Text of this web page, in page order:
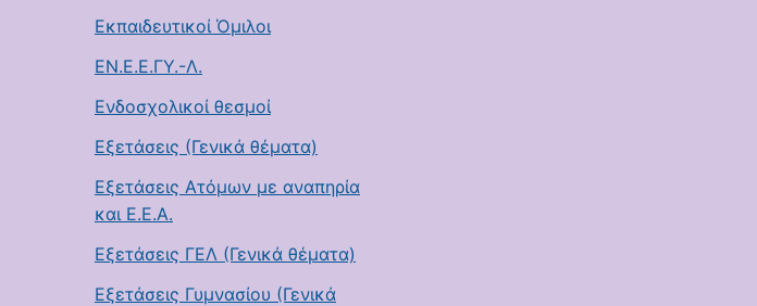
Εκπαιδευτικοί Όμιλοι
ΕΝ.Ε.Ε.ΓΥ.-Λ.
Ενδοσχολικοί θεσμοί
Εξετάσεις (Γενικά θέματα)
Εξετάσεις Ατόμων με αναπηρία
και Ε.Ε.Α.
Εξετάσεις ΓΕΛ (Γενικά θέματα)
Εξετάσεις Γυμνασίου (Γενικά